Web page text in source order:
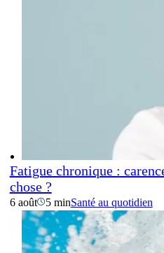
Fatigue chronique :
chose ?
6 août 5 minSanté au quotidien